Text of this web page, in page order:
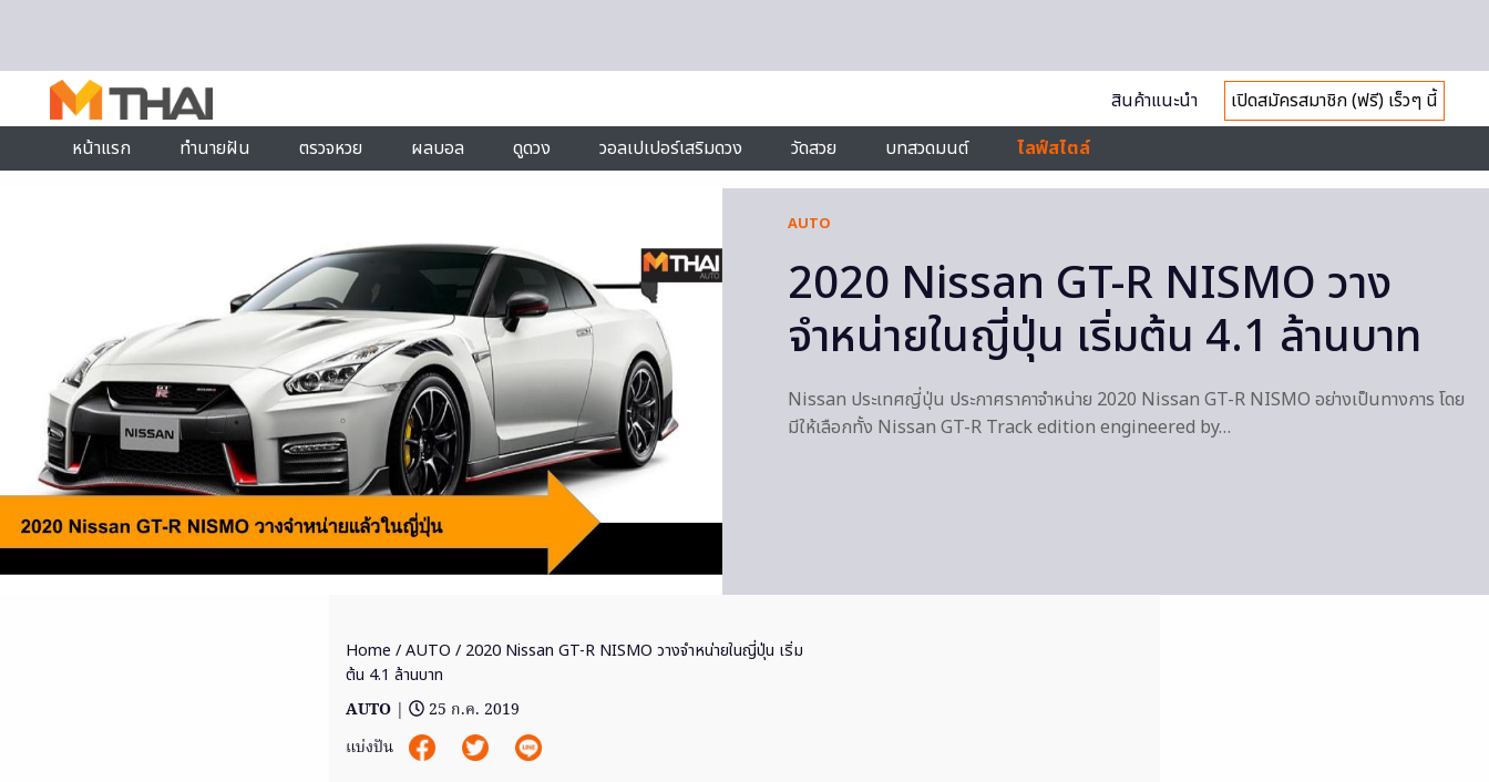
สินค้าแนะนำ
เปิดสมัครสมาชิก (ฟรี) เร็วๆ นี้
หน้าแรก
ทำนายฝัน ตรวจหวย ผลบอล ดูดวง วอลเปเปอร์เสริมดวง วัดสวย บทสวดมนต์ ไลฟ์สไตล์
AUTO
2020 Nissan GT-R NISMO วาง
จำหน่ายในญี่ปุ่น เริ่มต้น 4.1 ล้านบาท
Nissan ประเทศญี่ปุ่น ประกาศราคาจำหน่าย 2020 Nissan GT-R NISMO อย่างเป็นทางการ โดย
มีให้เลือกทั้ง Nissan GT-R Track edition engineered by…
Home /AUTO / 2020 Nissan GT-R NISMO วางจำหน่ายในญี่ปุ่น เริ่ม
ต้น 4.1 ล้านบาท
AUTO |
25 ก.ค. 2019
แบ่งปัน